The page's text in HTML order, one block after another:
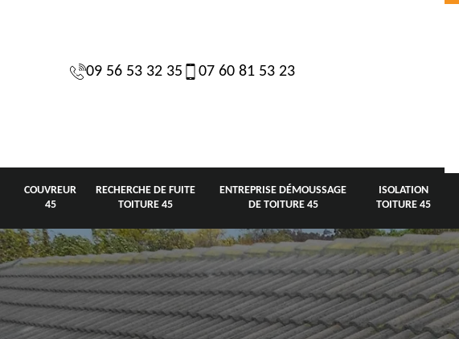
09 56 53 32 35 07 60 81 53 23
COUVREUR
45
RECHERCHE DE FUITE
TOITURE 45
ENTREPRISE DÉMOUSSAGE
DE TOITURE 45
ISOLATION
TOITURE 45